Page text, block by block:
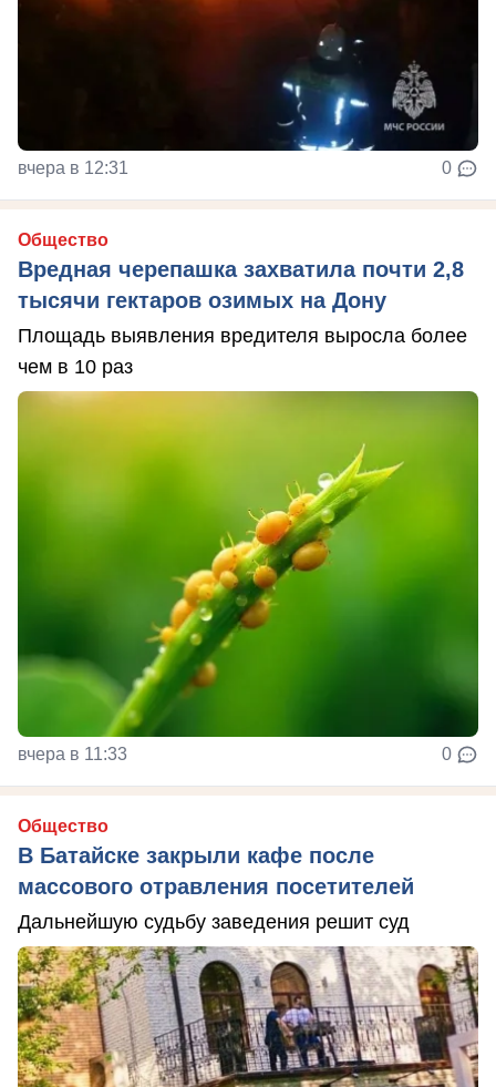
вчера в 12:31 0
Общество
Вредная черепашка захватила почти 2,8
тысячи гектаров озимых на Дону
Площадь выявления вредителя выросла более
чем в 10 раз
вчера в 11:33 0
Общество
В Батайске закрыли кафе после
массового отравления посетителей
Дальнейшую судьбу заведения решит суд